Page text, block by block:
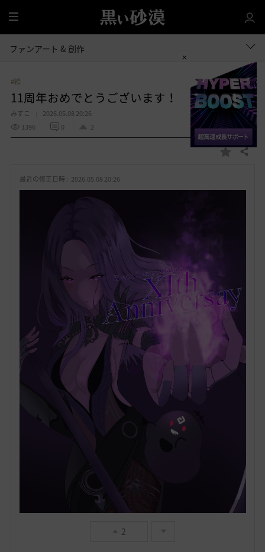
全
体
ファンアート & 創作
#絵
11周年おめでとうございます！
みすこ
2026.05.08 20:26
1396
0 2
お 共有する
最近の修正日時 : 2026.05.08 20:26
2